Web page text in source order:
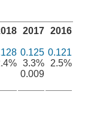
2017
0.125
3.3%
0.009
2016
0.121
2.5%